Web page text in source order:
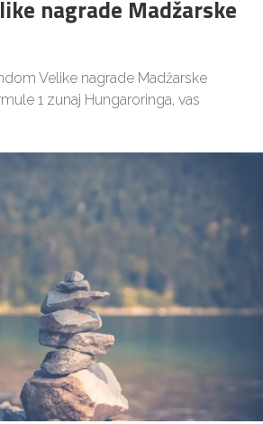
nagrade Madžarske
Velike nagrade Madžarske
1 zunaj Hungaroringa, vas